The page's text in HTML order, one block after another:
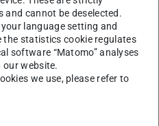
hier sehr viele neue
Es ist z.B. möglich,
zeigen und gleichzeitig das
auf der
Statt des PC-basierten
einer zweiten Kamera das
werden.
and cannot be deselected.
language setting and
the statistics cookie regulates
software “Matomo” analyses
website.
we use, please refer to